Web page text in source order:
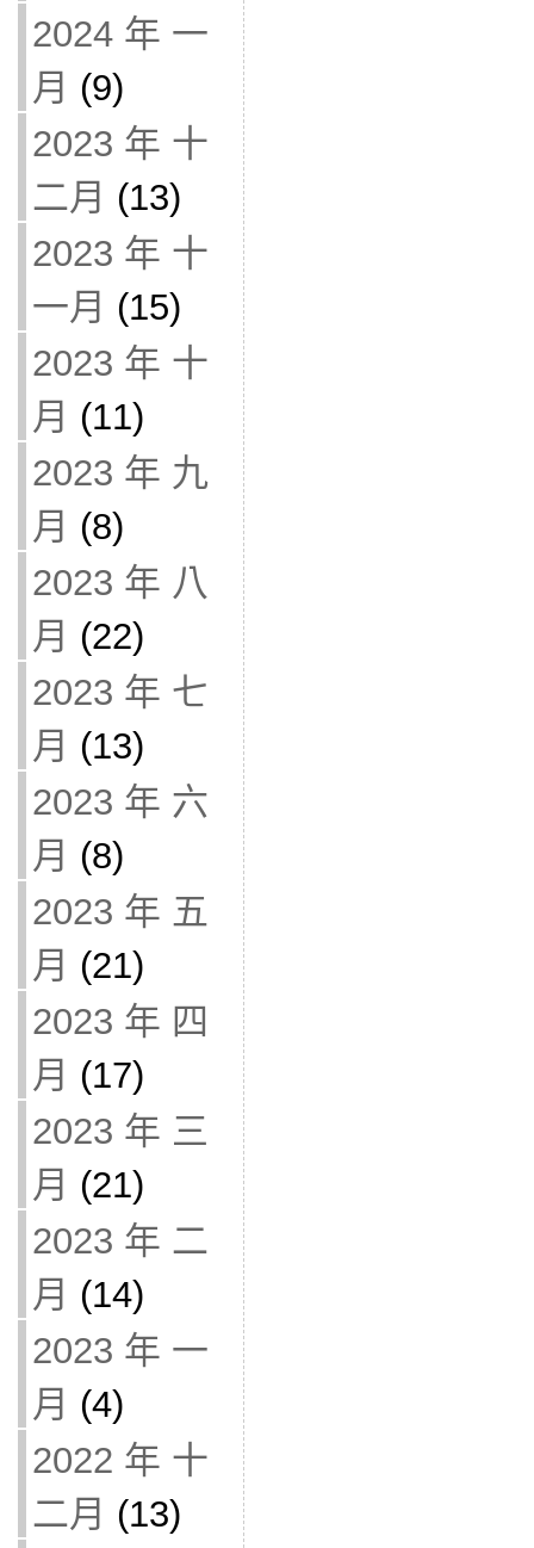
2024 年 一
月 (9)
2023 年 十
二月 (13)
2023 年 十
一月 (15)
2023 年 十
月 (11)
2023 年 九
月 (8)
2023 年 八
月 (22)
2023 年 七
月 (13)
2023 年 六
月 (8)
2023 年 五
月 (21)
2023 年 四
月 (17)
2023 年 三
月 (21)
2023 年 二
月 (14)
2023 年 一
月 (4)
2022 年 十
二月 (13)